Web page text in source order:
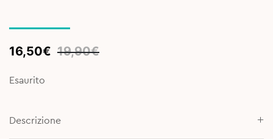
19,90€
Original
was:
16,50€
Current
is:
Esaurito
Descrizione